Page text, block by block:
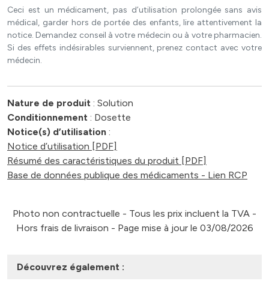
Ceci est un médicament, pas d’utilisation prolongée sans avis
médical, garder hors de portée des enfants, lire attentivement la
notice. Demandez conseil à votre médecin ou à votre pharmacien.
Si des effets indésirables surviennent, prenez contact avec votre
médecin.
Nature de produit : Solution
Conditionnement : Dosette
Notice(s) d’utilisation :
Notice d’utilisation [PDF]
Résumé des caractéristiques du produit [PDF]
Base de données publique des médicaments - Lien RCP
Photo non contractuelle - Tous les prix incluent la TVA -
Hors frais de livraison - Page mise à jour le 03/08/2026
Découvrez également :